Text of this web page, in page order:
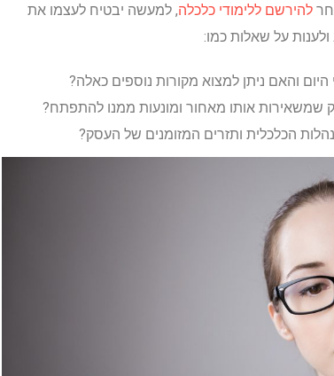
להירשם ללימודי כלכלה, למעשה יבטיח לעצמו את
על שאלות כמו:
והאם ניתן למצוא מקורות נוספים כאלה?
שמשאירות אותו מאחור ומונעות ממנו להתפתח?
הכלכלית ותזרים המזומנים של העסק?